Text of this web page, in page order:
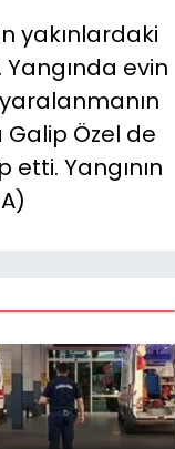
yakınlardaki
evin
Galip Özel de
Yangının